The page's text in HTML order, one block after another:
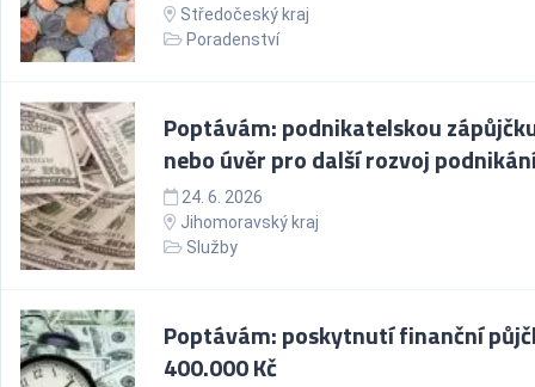
Středočeský kraj
Poradenství
Poptávám: podnikatelskou
nebo úvěr pro další rozvoj
24. 6. 2026
Jihomoravský kraj
Služby
Poptávám: poskytnutí finanční
400.000 Kč